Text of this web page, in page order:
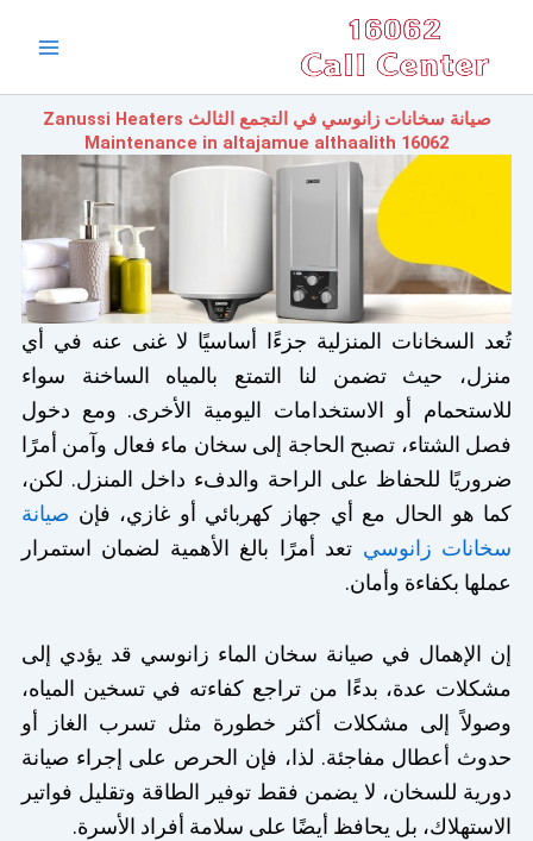
المحتوى
صيانة سخانات زانوسي في التجمع الثالث Zanussi Heaters
Maintenance in altajamue althaalith 16062
تُعد السخانات المنزلية جزءًا أساسيًا لا غنى عنه في أي
منزل، حيث تضمن لنا التمتع بالمياه الساخنة سواء
للاستحمام أو الاستخدامات اليومية الأخرى. ومع دخول
فصل الشتاء، تصبح الحاجة إلى سخان ماء فعال وآمن أمرًا
ضروريًا للحفاظ على الراحة والدفء داخل المنزل. لكن،
كما هو الحال مع أي جهاز كهربائي أو غازي، فإن صيانة
سخانات زانوسي تعد أمرًا بالغ الأهمية لضمان استمرار
عملها بكفاءة وأمان.
إن الإهمال في صيانة سخان الماء زانوسي قد يؤدي إلى
مشكلات عدة، بدءًا من تراجع كفاءته في تسخين المياه،
وصولاً إلى مشكلات أكثر خطورة مثل تسرب الغاز أو
حدوث أعطال مفاجئة. لذا، فإن الحرص على إجراء صيانة
دورية للسخان، لا يضمن فقط توفير الطاقة وتقليل فواتير
الاستهلاك، بل يحافظ أيضًا على سلامة أفراد الأسرة.